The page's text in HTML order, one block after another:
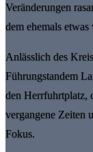
Veränderungen
dem ehemals
Anlässlich des
Führungstandem
den Herrfuhrtplatz,
vergangene Zeiten
Fokus.